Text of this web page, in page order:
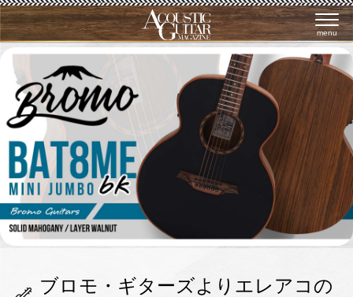
menu
ブロモ・ギターズよりエレアコの